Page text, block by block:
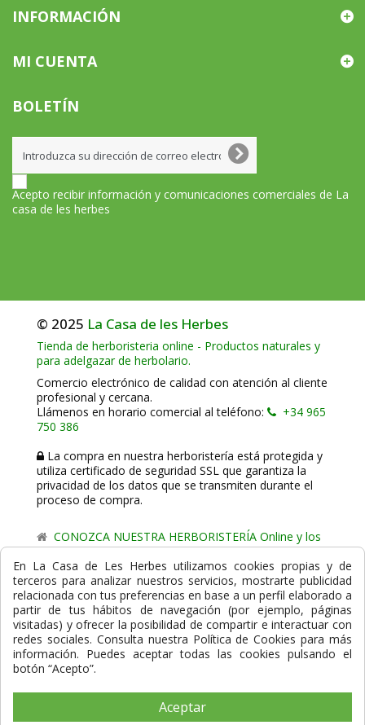
INFORMACIÓN
MI CUENTA
BOLETÍN
Acepto recibir información y comunicaciones comerciales de La
casa de les herbes
© 2025 La Casa de les Herbes
Tienda de herboristeria online - Productos naturales y
para adelgazar de herbolario.
Comercio electrónico de calidad con atención al cliente
profesional y cercana.
Llámenos en horario comercial al teléfono:
+34 965
750 386
La compra en nuestra herboristería está protegida y
utiliza certificado de seguridad SSL que garantiza la
privacidad de los datos que se transmiten durante el
proceso de compra.
CONOZCA NUESTRA HERBORISTERÍA Online y los
comercio de proximidad de La Casa de les Herbes.
Powered byGesdi.com E-Commerce - Tiendas online
profesionales y seguras
Formas de Pago
Compra Segura
En La Casa de Les Herbes utilizamos cookies propias y de
terceros para analizar nuestros servicios, mostrarte publicidad
relacionada con tus preferencias en base a un perfil elaborado a
partir de tus hábitos de navegación (por ejemplo, páginas
visitadas) y ofrecer la posibilidad de compartir e interactuar con
redes sociales. Consulta nuestra Política de Cookies para más
información. Puedes aceptar todas las cookies pulsando el
botón “Acepto”.
Aceptar